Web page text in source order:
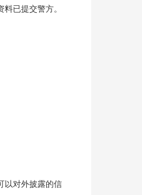
已提交警方。
以对外披露的信